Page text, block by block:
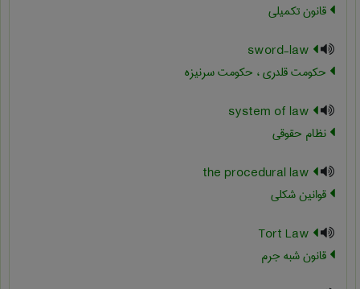
قانون تکمیلی
حکومت قلدری ، حکومت سرنیزه
نظام حقوقی
قوانین شکلی
قانون شبه جرم